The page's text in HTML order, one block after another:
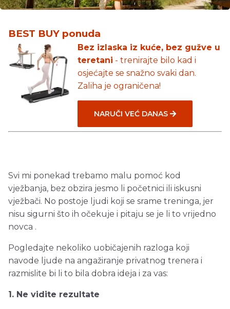
BEST BUY ponuda
Bez izlaska iz kuće, bez gužve u
teretani - trenirajte bilo kad i
osjećajte se snažno svaki dan.
Zaliha je ograničena!
NARUČI VEĆ DANAS
Svi mi ponekad trebamo malu pomoć kod
vježbanja, bez obzira jesmo li početnici ili iskusni
vježbači. No postoje ljudi koji se srame treninga, jer
nisu sigurni što ih očekuje i pitaju se je li to vrijedno
novca .
Pogledajte nekoliko uobičajenih razloga koji
navode ljude na angažiranje privatnog trenera i
razmislite bi li to bila dobra ideja i za vas:
1. Ne vidite rezultate